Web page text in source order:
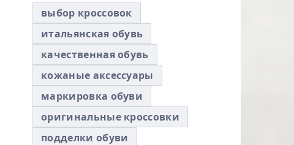
выбор кроссовок
итальянская обувь
качественная обувь
кожаные аксессуары
маркировка обуви
оригинальные кроссовки
подделки обуви